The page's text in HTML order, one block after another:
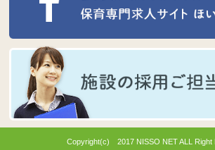
Copyright(c) 2017 NISSO NET ALL Right